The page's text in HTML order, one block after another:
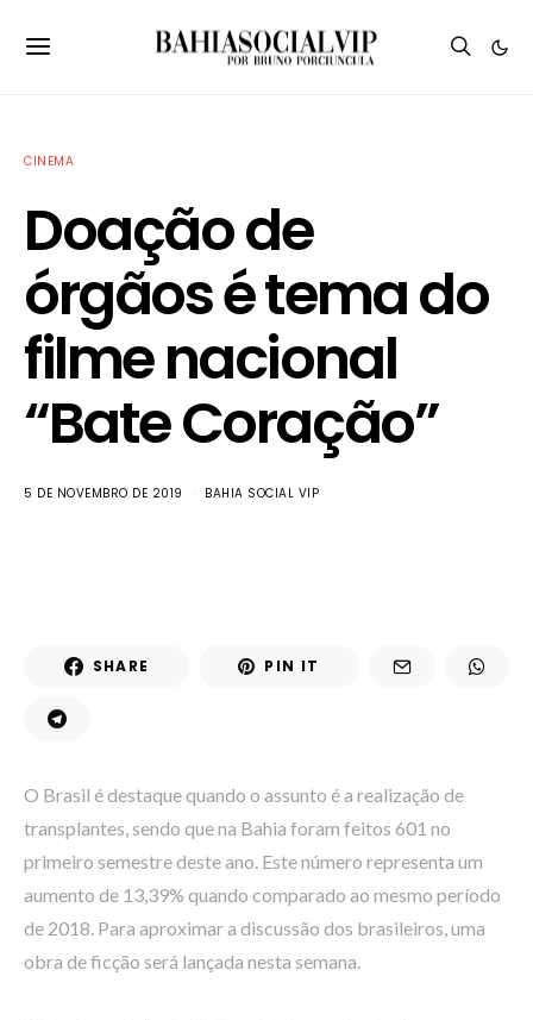
CINEMA
Doação de
órgãos é tema do
filme nacional
“Bate Coração”
5 DE NOVEMBRO DE 2019 BAHIA SOCIAL VIP
SHARE PIN IT
O Brasil é destaque quando o assunto é a realização de
transplantes, sendo que na Bahia foram feitos 601 no
primeiro semestre deste ano. Este número representa um
aumento de 13,39% quando comparado ao mesmo período
de 2018. Para aproximar a discussão dos brasileiros, uma
obra de ficção será lançada nesta semana.